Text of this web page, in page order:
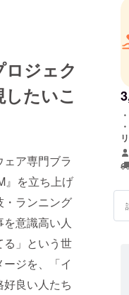
ジェク
したいこ
ア専門ブラ
』を立ち上げ
・ランニング
意識高い人
る」という世
ジを、「イ
良い人たち